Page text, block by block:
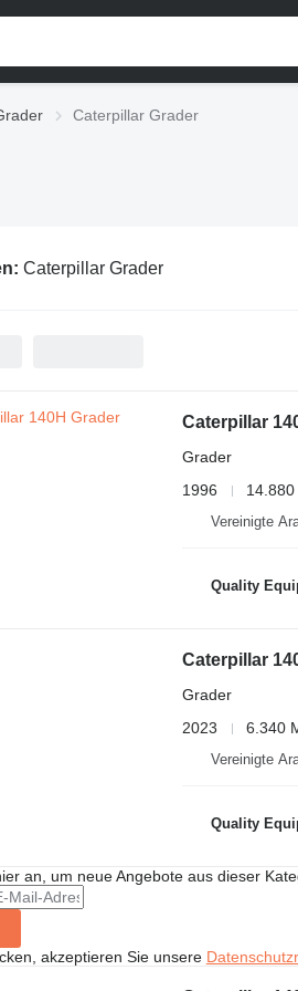
Caterpillar Grader
Caterpillar Grader
Caterpillar
Grader
1996
14.880
Vereinigte
Quality
Caterpillar
Grader
2023
6.340
Vereinigte
Quality
an, um neue Angebote aus dieser
akzeptieren Sie unsere